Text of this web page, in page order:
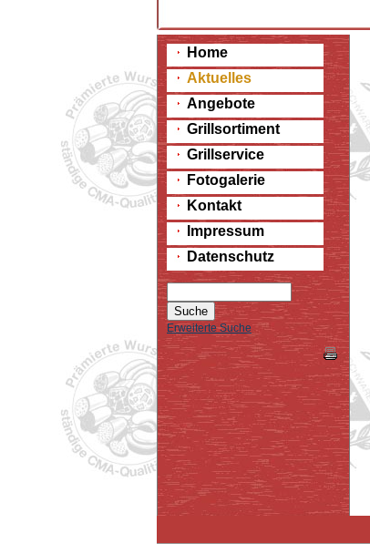
Home
Aktuelles
Angebote
Grillsortiment
Grillservice
Fotogalerie
Kontakt
Impressum
Datenschutz
Erweiterte Suche